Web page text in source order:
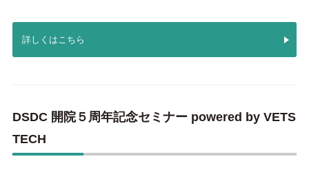
詳しくはこちら
DSDC 開院５周年記念セミナー powered by VETS
TECH